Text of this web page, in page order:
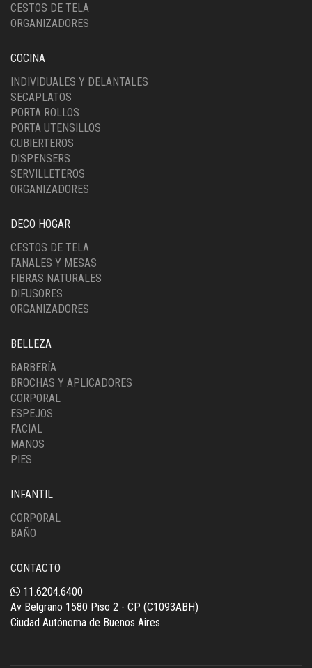
CESTOS DE TELA
ORGANIZADORES
COCINA
INDIVIDUALES Y DELANTALES
SECAPLATOS
PORTA ROLLOS
PORTA UTENSILLOS
CUBIERTEROS
DISPENSERS
SERVILLETEROS
ORGANIZADORES
DECO HOGAR
CESTOS DE TELA
FANALES Y MESAS
FIBRAS NATURALES
DIFUSORES
ORGANIZADORES
BELLEZA
BARBERÍA
BROCHAS Y APLICADORES
CORPORAL
ESPEJOS
FACIAL
MANOS
PIES
INFANTIL
CORPORAL
BAÑO
CONTACTO
11.6204.6400
Av Belgrano 1580 Piso 2 - CP (C1093ABH)
Ciudad Autónoma de Buenos Aires